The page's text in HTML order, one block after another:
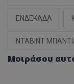
ΕΝΔΕΚΑΔΑ
ΝΤΑΒΙΝΤ
Μοιράσου